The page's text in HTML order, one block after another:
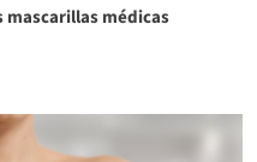
médicas